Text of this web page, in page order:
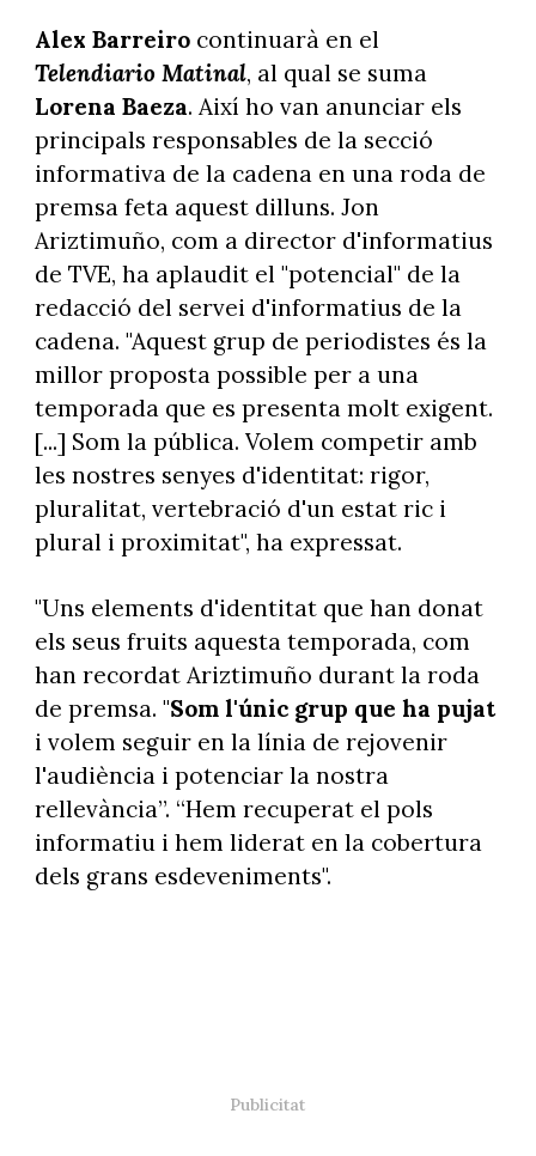
Alex Barreirocontinuarà en el
Telendiario Matinal, al qual se suma
Lorena Baeza. Així ho van anunciar els
principals responsables de la secció
informativa de la cadena en una roda de
premsa feta aquest dilluns. Jon
Ariztimuño, com a director d'informatius
de TVE, ha aplaudit el "potencial" de la
redacció del servei d'informatius de la
cadena. "Aquest grup de periodistes és la
millor proposta possible per a una
temporada que es presenta molt exigent.
[...] Som la pública. Volem competir amb
les nostres senyes d'identitat: rigor,
pluralitat, vertebració d'un estat ric i
plural i proximitat", ha expressat.
"Uns elements d'identitat que han donat
els seus fruits aquesta temporada, com
han recordat Ariztimuño durant la roda
de premsa. "Som l'únic grup que ha pujat
i volem seguir en la línia de rejovenir
l'audiència i potenciar la nostra
rellevància”. “Hem recuperat el pols
informatiu i hem liderat en la cobertura
dels grans esdeveniments".